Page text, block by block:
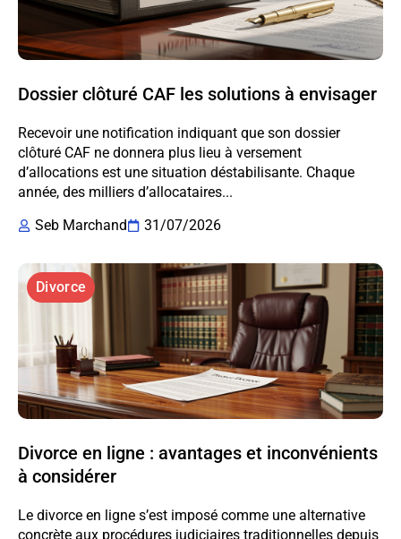
Dossier clôturé CAF les solutions à envisager
Recevoir une notification indiquant que son dossier
clôturé CAF ne donnera plus lieu à versement
d’allocations est une situation déstabilisante. Chaque
année, des milliers d’allocataires...
Seb Marchand
31/07/2026
Divorce
Divorce en ligne : avantages et inconvénients
à considérer
Le divorce en ligne s’est imposé comme une alternative
concrète aux procédures judiciaires traditionnelles depuis